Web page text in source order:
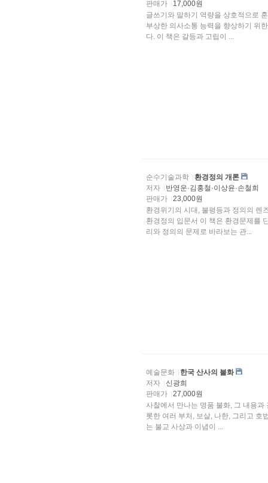
판매가
17,000원
글쓰기와 말하기 역량을 상호적으로
부상한 의사소통 능력을 향상하기 위
다. 이 책은 갈등과 고립이 ...
순수기술과학
환경정의 개론
저자
반영운·김홍철·이상윤·손철희
판매가
23,000원
환경위기의 시대, 불평등과 정의의 렌
환경정의 입문서 이 책은 환경문제를
리와 정의의 문제로 바라보는 관...
예술문화
한국 산사의 불화
저자
신광희
판매가
27,000원
사찰에서 만나는 명품 불화, 그 내용
롯한 여러 부처, 보살, 나한, 그리고 호
는 불교 사상과 이념이 ...